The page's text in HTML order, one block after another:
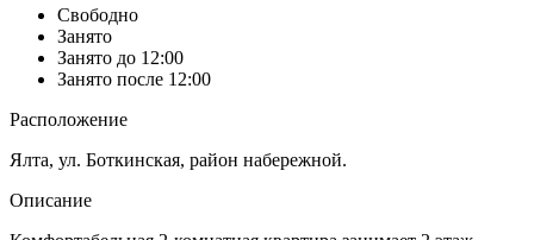
Свободно
Занято
Занято до 12:00
Занято после 12:00
Расположение
Ялта, ул. Боткинская, район набережной.
Описание